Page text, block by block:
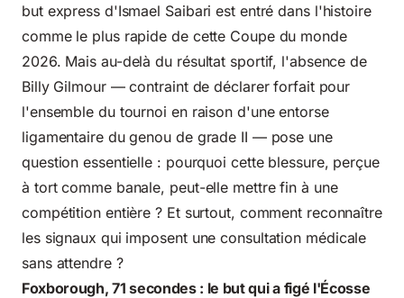
but express d'Ismael Saibari est entré dans l'histoire
comme le plus rapide de cette Coupe du monde
2026. Mais au-delà du résultat sportif, l'absence de
Billy Gilmour — contraint de déclarer forfait pour
l'ensemble du tournoi en raison d'une entorse
ligamentaire du genou de grade II — pose une
question essentielle : pourquoi cette blessure, perçue
à tortcomme banale, peut-elle mettre fin à une
compétition entière ? Et surtout, comment reconnaître
les signaux qui imposentune consultation médicale
sans attendre ?
Foxborough, 71 secondes : le but qui a figé l'Écosse